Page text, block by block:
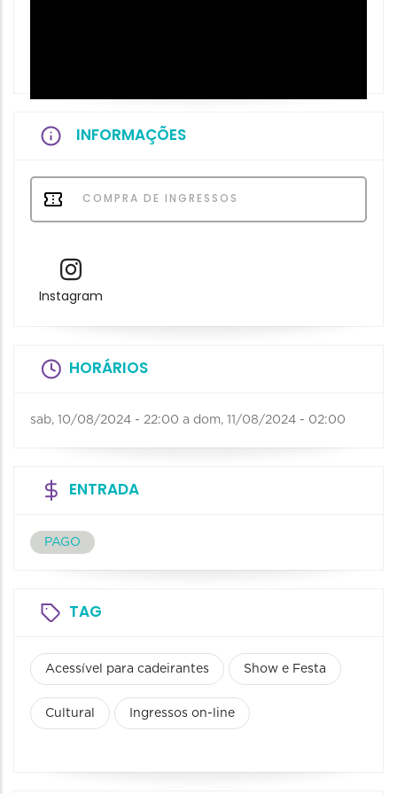
INFORMAÇÕES
COMPRA DE INGRESSOS
Instagram
HORÁRIOS
sab, 10/08/2024 - 22:00 a dom, 11/08/2024 - 02:00
ENTRADA
PAGO
TAG
Acessível para cadeirantes Show e Festa
Cultural Ingressos on-line